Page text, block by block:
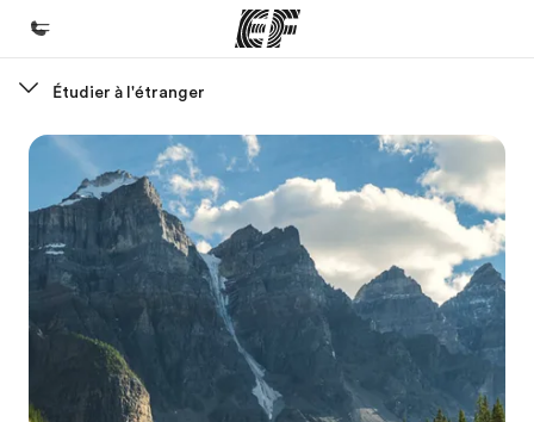
Bienvenue chez EF
Programmes
Nos offres
Bureaux
Trouver un bureau
A propos de nous
Qui sommes-nous ?
Étudier à l'étranger